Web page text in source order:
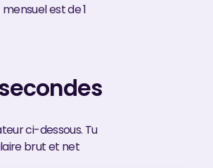
est de 1
ci-dessous. Tu
brut et net